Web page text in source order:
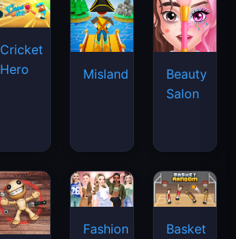
Cricket
Hero
Misland
Beauty
Salon
Fashion
Basket